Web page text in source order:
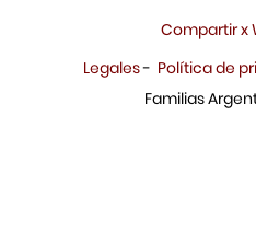
Compartir x
Legales- Política de
Familias